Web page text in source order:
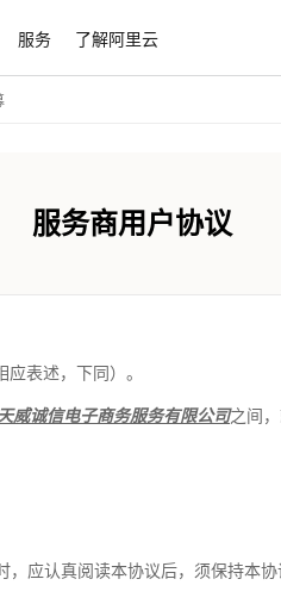
服务 了解阿里云
服务商用户协议
表述，下同）。
威诚信电子商务服务有限公司之间
应认真阅读本协议后，须保持本